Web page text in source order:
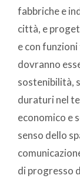
fabbriche e
città, e
e con
dovranno
sostenibilità,
duraturi nel
economico e
senso dello
di progresso